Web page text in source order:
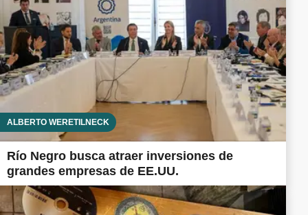
ALBERTO WERETILNECK
Río Negro busca atraer inversiones de
grandes empresas de EE.UU.